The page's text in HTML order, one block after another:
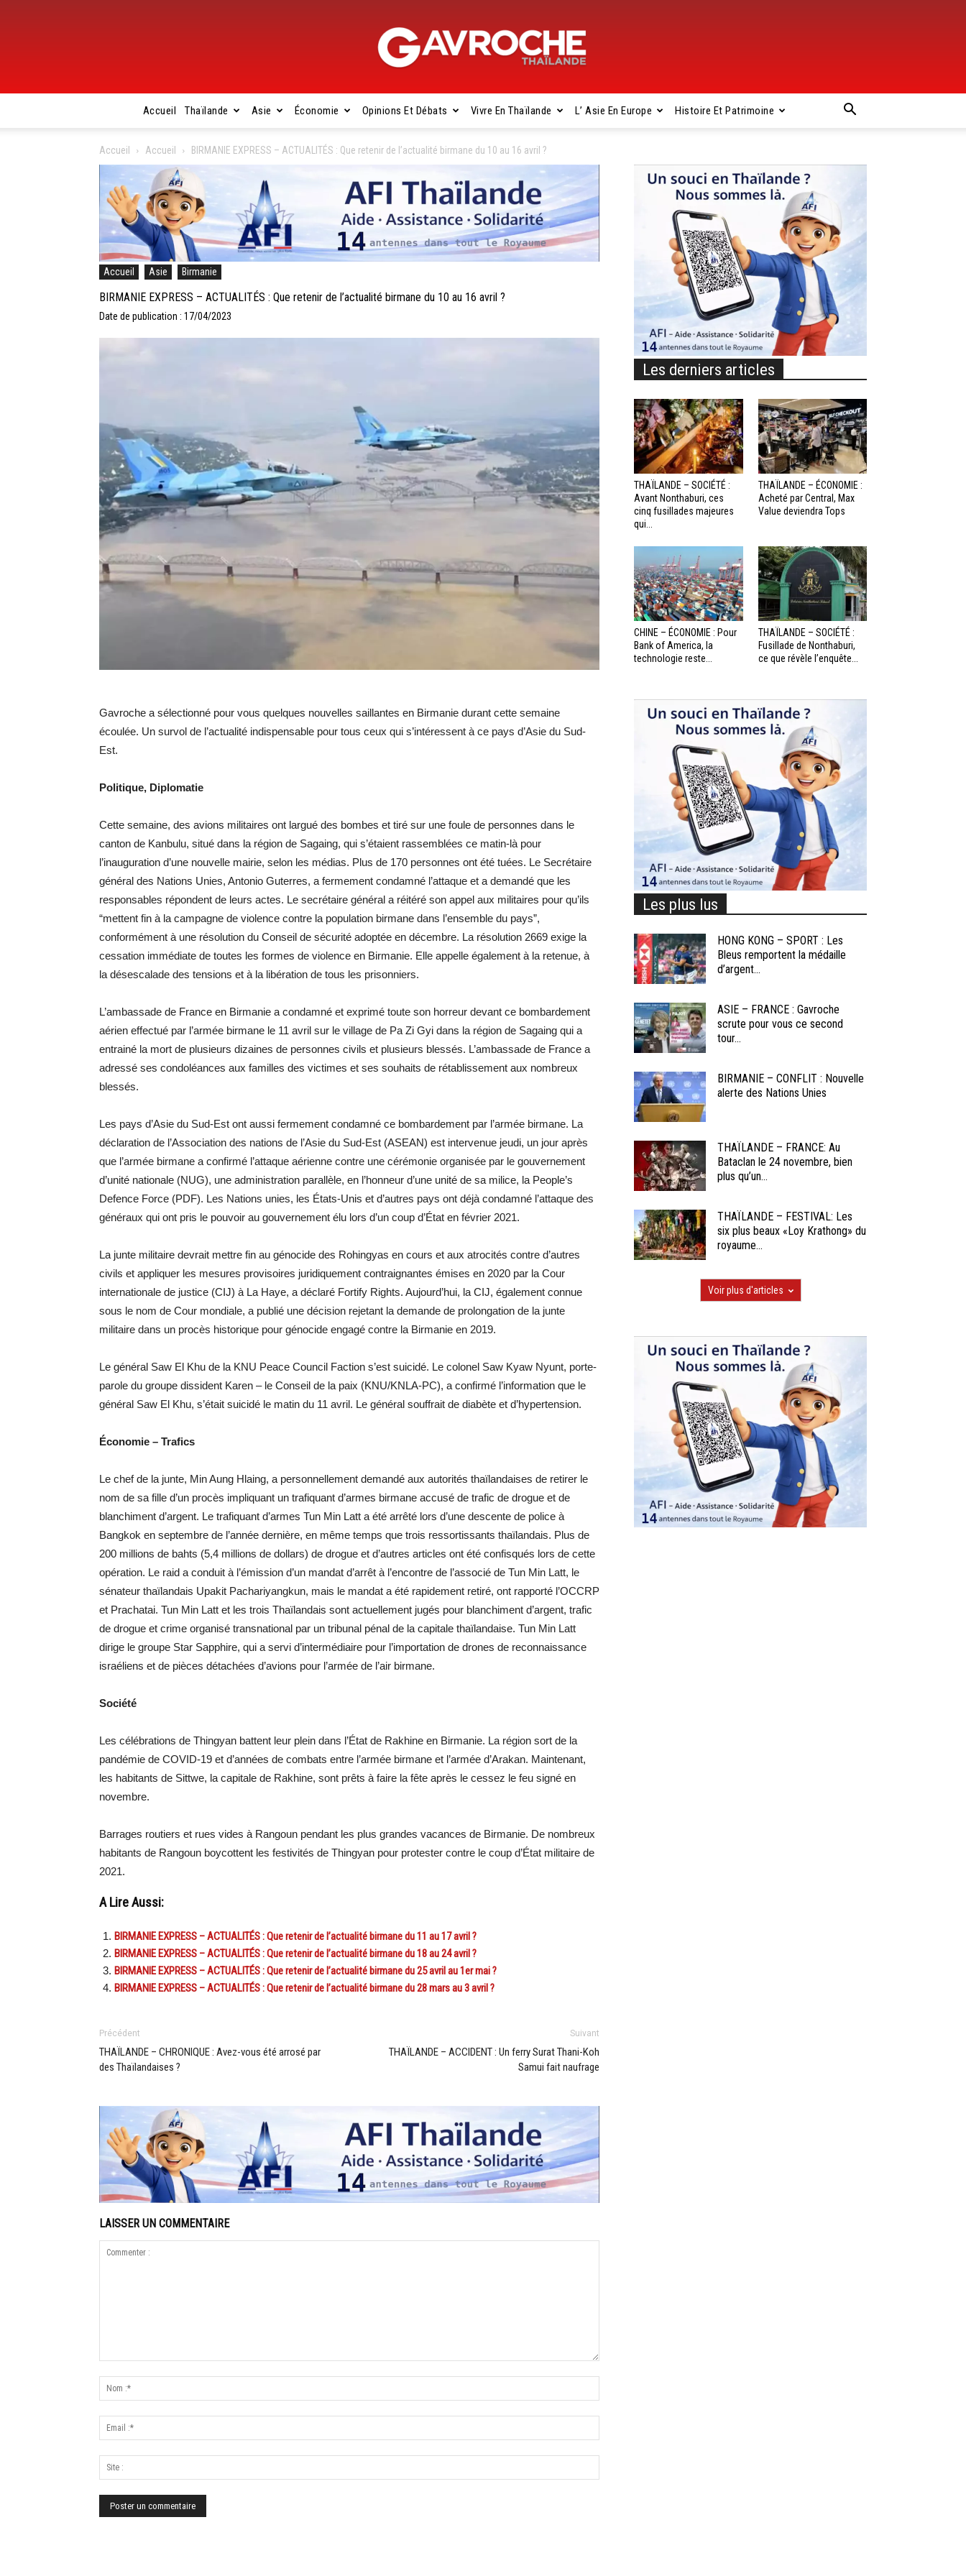
Gavroche
Thaïlande
Accueil Thaïlande Asie Économie Opinions Et Débats Vivre En Thaïlande L’ Asie En Europe Histoire Et Patrimoine
Accueil Accueil BIRMANIE EXPRESS – ACTUALITÉS : Que retenir de l’actualité birmane du 10 au 16 avril ?
Accueil Asie Birmanie
BIRMANIE EXPRESS – ACTUALITÉS : Que retenir de l’actualité birmane du 10 au 16 avril ?
Date de publication : 17/04/2023
Gavroche a sélectionné pour vous quelques nouvelles saillantes en Birmanie durant cette semaine
écoulée. Un survol de l’actualité indispensable pour tous ceux qui s’intéressent à ce pays d’Asie du Sud-
Est.
Politique, Diplomatie
Cette semaine, des avions militaires ont largué des bombes et tiré sur une foule de personnes dans le
canton de Kanbulu, situé dans la région de Sagaing, qui s’étaient rassemblées ce matin-là pour
l’inauguration d’une nouvelle mairie, selon les médias. Plus de 170 personnes ont été tuées. Le Secrétaire
général des Nations Unies, Antonio Guterres, a fermement condamné l’attaque et a demandé que les
responsables répondent de leurs actes. Le secrétaire général a réitéré son appel aux militaires pour qu’ils
“mettent fin à la campagne de violence contre la population birmane dans l’ensemble du pays”,
conformément à une résolution du Conseil de sécurité adoptée en décembre. La résolution 2669 exige la
cessation immédiate de toutes les formes de violence en Birmanie. Elle appelle également à la retenue, à
la désescalade des tensions et à la libération de tous les prisonniers.
L’ambassade de France en Birmanie a condamné et exprimé toute son horreur devant ce bombardement
aérien effectué par l’armée birmane le 11 avril sur le village de Pa Zi Gyi dans la région de Sagaing qui a
entrainé la mort de plusieurs dizaines de personnes civils et plusieurs blessés. L’ambassade de France a
adressé ses condoléances aux familles des victimes et ses souhaits de rétablissement aux nombreux
blessés.
Les pays d’Asie du Sud-Est ont aussi fermement condamné ce bombardement par l’armée birmane. La
déclaration de l’Association des nations de l’Asie du Sud-Est (ASEAN) est intervenue jeudi, un jour après
que l’armée birmane a confirmé l’attaque aérienne contre une cérémonie organisée par le gouvernement
d’unité nationale (NUG), une administration parallèle, en l’honneur d’une unité de sa milice, la People’s
Defence Force (PDF). Les Nations unies, les États-Unis et d’autres pays ont déjà condamné l’attaque des
généraux qui ont pris le pouvoir au gouvernement élu lors d’un coup d’État en février 2021.
La junte militaire devrait mettre fin au génocide des Rohingyas en cours et aux atrocités contre d’autres
civils et appliquer les mesures provisoires juridiquement contraignantes émises en 2020 par la Cour
internationale de justice (CIJ) à La Haye, a déclaré Fortify Rights. Aujourd’hui, la CIJ, également connue
sous le nom de Cour mondiale, a publié une décision rejetant la demande de prolongation de la junte
militaire dans un procès historique pour génocide engagé contre la Birmanie en 2019.
Le général Saw El Khu de la KNU Peace Council Faction s’est suicidé. Le colonel Saw Kyaw Nyunt, porte-
parole du groupe dissident Karen – le Conseil de la paix (KNU/KNLA-PC), a confirmé l’information que le
général Saw El Khu, s’était suicidé le matin du 11 avril. Le général souffrait de diabète et d’hypertension.
Économie – Trafics
Le chef de la junte, Min Aung Hlaing, a personnellement demandé aux autorités thaïlandaises de retirer le
nom de sa fille d’un procès impliquant un trafiquant d’armes birmane accusé de trafic de drogue et de
blanchiment d’argent. Le trafiquant d’armes Tun Min Latt a été arrêté lors d’une descente de police à
Bangkok en septembre de l’année dernière, en même temps que trois ressortissants thaïlandais. Plus de
200 millions de bahts (5,4 millions de dollars) de drogue et d’autres articles ont été confisqués lors de cette
opération. Le raid a conduit à l’émission d’un mandat d’arrêt à l’encontre de l’associé de Tun Min Latt, le
sénateur thaïlandais Upakit Pachariyangkun, mais le mandat a été rapidement retiré, ont rapporté l’OCCRP
et Prachatai. Tun Min Latt et les trois Thaïlandais sont actuellement jugés pour blanchiment d’argent, trafic
de drogue et crime organisé transnational par un tribunal pénal de la capitale thaïlandaise. Tun Min Latt
dirige le groupe Star Sapphire, qui a servi d’intermédiaire pour l’importation de drones de reconnaissance
israéliens et de pièces détachées d’avions pour l’armée de l’air birmane.
Société
Les célébrations de Thingyan battent leur plein dans l’État de Rakhine en Birmanie. La région sort de la
pandémie de COVID-19 et d’années de combats entre l’armée birmane et l’armée d’Arakan. Maintenant,
les habitants de Sittwe, la capitale de Rakhine, sont prêts à faire la fête après le cessez le feu signé en
novembre.
Barrages routiers et rues vides à Rangoun pendant les plus grandes vacances de Birmanie. De nombreux
habitants de Rangoun boycottent les festivités de Thingyan pour protester contre le coup d’État militaire de
2021.
A Lire Aussi:
BIRMANIE EXPRESS – ACTUALITÉS : Que retenir de l’actualité birmane du 11 au 17 avril ?
BIRMANIE EXPRESS – ACTUALITÉS : Que retenir de l’actualité birmane du 18 au 24 avril ?
BIRMANIE EXPRESS – ACTUALITÉS : Que retenir de l’actualité birmane du 25 avril au 1er mai ?
BIRMANIE EXPRESS – ACTUALITÉS : Que retenir de l’actualité birmane du 28 mars au 3 avril ?
Précédent
THAÏLANDE – CHRONIQUE : Avez-vous été arrosé par
des Thaïlandaises ?
Suivant
THAÏLANDE – ACCIDENT : Un ferry Surat Thani-Koh
Samui fait naufrage
LAISSER UN COMMENTAIRE
Les derniers articles
THAÏLANDE – SOCIÉTÉ :
Avant Nonthaburi, ces
cinq fusillades majeures
qui...
THAÏLANDE – ÉCONOMIE :
Acheté par Central, Max
Value deviendra Tops
CHINE – ÉCONOMIE : Pour
Bank of America, la
technologie reste...
THAÏLANDE – SOCIÉTÉ :
Fusillade de Nonthaburi,
ce que révèle l’enquête...
Les plus lus
HONG KONG – SPORT : Les
Bleus remportent la médaille
d’argent...
ASIE – FRANCE : Gavroche
scrute pour vous ce second
tour...
BIRMANIE – CONFLIT : Nouvelle
alerte des Nations Unies
THAÏLANDE – FRANCE: Au
Bataclan le 24 novembre, bien
plus qu’un...
THAÏLANDE – FESTIVAL: Les
six plus beaux «Loy Krathong» du
royaume...
Voir plus d'articles